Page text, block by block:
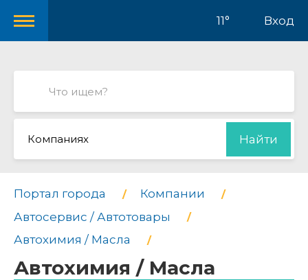
11° Вход
Компаниях Найти
Портал города
Компании
Автосервис / Автотовары
Автохимия / Масла
Автохимия / Масла